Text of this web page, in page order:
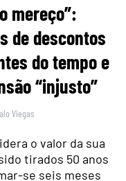
mereço”:
de descontos
do tempo e
“injusto”
Viegas
o valor da sua
tirados 50 anos
se seis meses